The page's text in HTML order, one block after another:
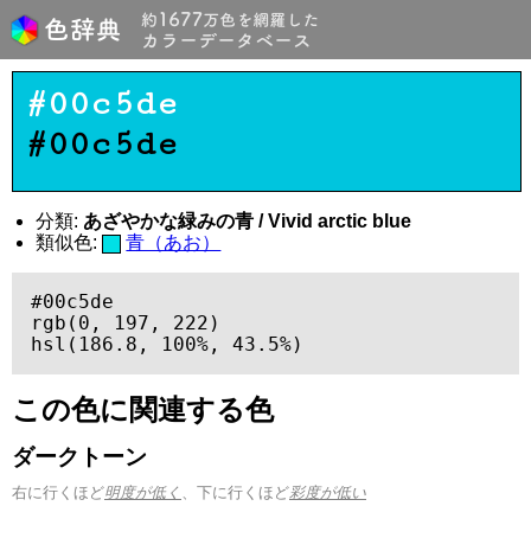
#00c5de
#00c5de
分類: あざやかな緑みの青 / Vivid arctic blue
類似色:
青（あお）
#00c5de
rgb(0, 197, 222)
hsl(186.8, 100%, 43.5%)
この色に関連する色
ダークトーン
右に行くほど明度が低く 、下に行くほど彩度が低い